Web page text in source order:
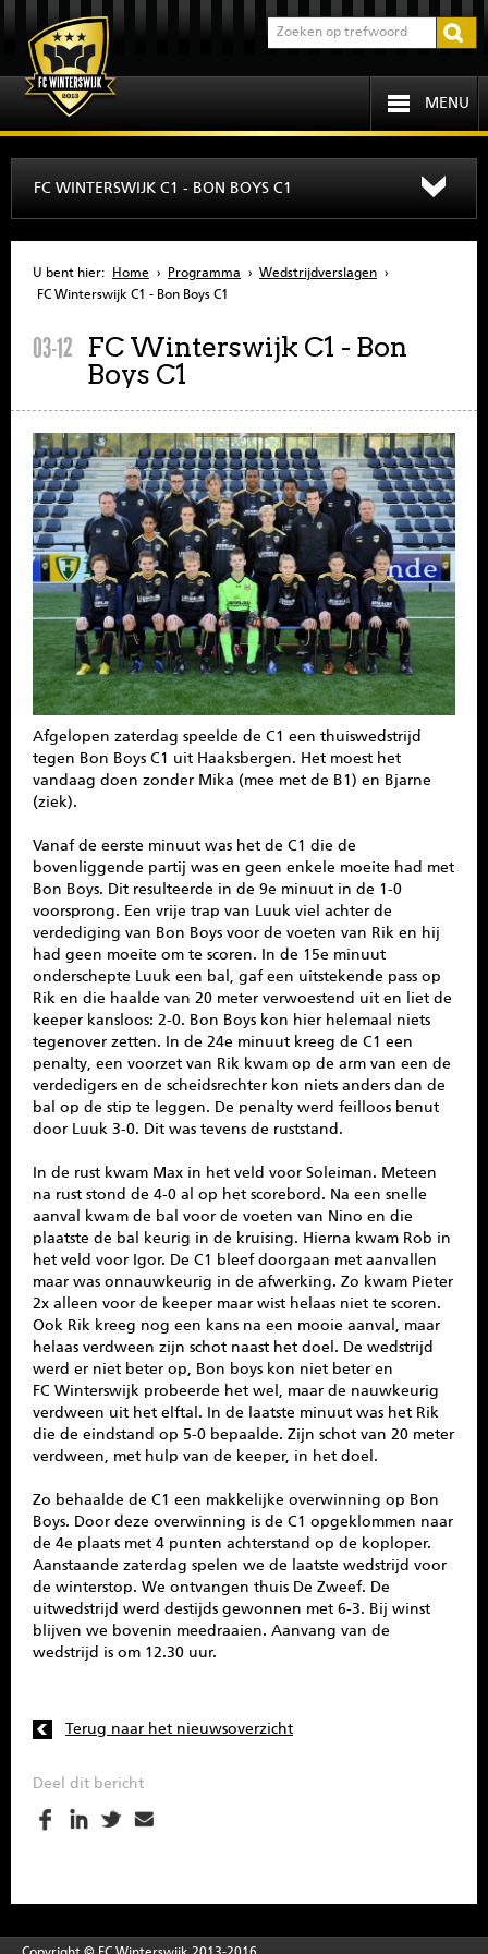
MENU
OVER FCW
INFORMATIE
SENIOREN
SPONSOREN
CONTACT
MENU
FC WINTERSWIJK C1 - BON BOYS C1
U bent hier: Home › Programma › Wedstrijdverslagen ›
FC Winterswijk C1 - Bon Boys C1
03-12 FC Winterswijk C1 - Bon
Boys C1
Afgelopen zaterdag speelde de C1 een thuiswedstrijd
tegen Bon Boys C1 uit Haaksbergen. Het moest het
vandaag doen zonder Mika (mee met de B1) en Bjarne
(ziek).
Vanaf de eerste minuut was het de C1 die de
bovenliggende partij was en geen enkele moeite had met
Bon Boys. Dit resulteerde in de 9e minuut in de 1-0
voorsprong. Een vrije trap van Luuk viel achter de
verdediging van Bon Boys voor de voeten van Rik en hij
had geen moeite om te scoren. In de 15e minuut
onderschepte Luuk een bal, gaf een uitstekende pass op
Rik en die haalde van 20 meter verwoestend uit en liet de
keeper kansloos: 2-0. Bon Boys kon hier helemaal niets
tegenover zetten. In de 24e minuut kreeg de C1 een
penalty, een voorzet van Rik kwam op de arm van een de
verdedigers en de scheidsrechter kon niets anders dan de
bal op de stip te leggen. De penalty werd feilloos benut
door Luuk 3-0. Dit was tevens de ruststand.
In de rust kwam Max in het veld voor Soleiman. Meteen
na rust stond de 4-0 al op het scorebord. Na een snelle
aanval kwam de bal voor de voeten van Nino en die
plaatste de bal keurig in de kruising. Hierna kwam Rob in
het veld voor Igor. De C1 bleef doorgaan met aanvallen
maar was onnauwkeurig in de afwerking. Zo kwam Pieter
2x alleen voor de keeper maar wist helaas niet te scoren.
Ook Rik kreeg nog een kans na een mooie aanval, maar
helaas verdween zijn schot naast het doel. De wedstrijd
werd er niet beter op, Bon boys kon niet beter en
FC Winterswijk probeerde het wel, maar de nauwkeurig
verdween uit het elftal. In de laatste minuut was het Rik
die de eindstand op 5-0 bepaalde. Zijn schot van 20 meter
verdween, met hulp van de keeper, in het doel.
Zo behaalde de C1 een makkelijke overwinning op Bon
Boys. Door deze overwinning is de C1 opgeklommen naar
de 4e plaats met 4 punten achterstand op de koploper.
Aanstaande zaterdag spelen we de laatste wedstrijd voor
de winterstop. We ontvangen thuis De Zweef. De
uitwedstrijd werd destijds gewonnen met 6-3. Bij winst
blijven we bovenin meedraaien. Aanvang van de
wedstrijd is om 12.30 uur.
Terug naar het nieuwsoverzicht
Deel dit bericht